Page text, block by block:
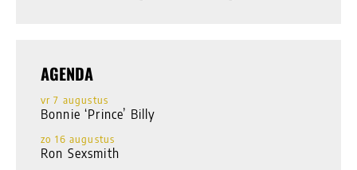
AGENDA
vr 7 augustus
Bonnie ‘Prince’ Billy
zo 16 augustus
Ron Sexsmith